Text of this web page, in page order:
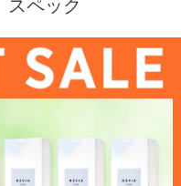
スペック